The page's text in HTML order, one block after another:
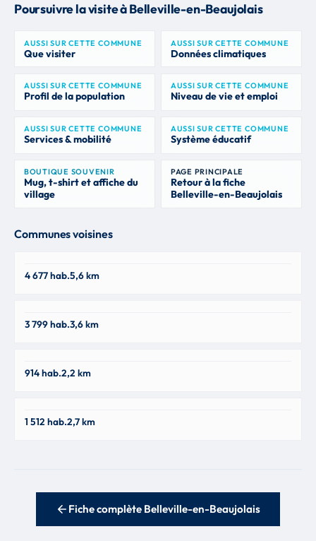
Poursuivre la visite à Belleville-en-Beaujolais
AUSSI SUR CETTE COMMUNE
Que visiter
AUSSI SUR CETTE COMMUNE
Données climatiques
AUSSI SUR CETTE COMMUNE
Profil de la population
AUSSI SUR CETTE COMMUNE
Niveau de vie et emploi
AUSSI SUR CETTE COMMUNE
Services & mobilité
AUSSI SUR CETTE COMMUNE
Système éducatif
BOUTIQUE SOUVENIR
Mug, t-shirt et affiche du
village
PAGE PRINCIPALE
Retour à la fiche
Belleville-en-Beaujolais
Communes voisines
69830
4 677 hab.5,6 km
01090
3 799 hab.3,6 km
69220
914 hab.2,2 km
01090
1 512 hab.2,7 km
Fiche complète Belleville-en-Beaujolais